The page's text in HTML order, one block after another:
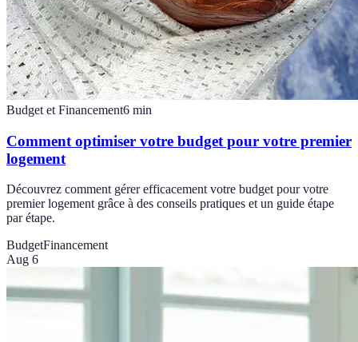
Budget et Financement6 min
Comment optimiser votre budget pour votre premier
logement
Découvrez comment gérer efficacement votre budget pour votre
premier logement grâce à des conseils pratiques et un guide étape
par étape.
BudgetFinancement
Aug 6